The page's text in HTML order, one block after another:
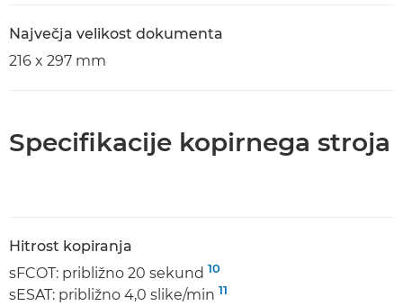
Največja velikost dokumenta
216 x 297 mm
Specifikacije kopirnega stroja
Hitrost kopiranja
sFCOT: približno 20 sekund 10
sESAT: približno 4,0 slike/min 11